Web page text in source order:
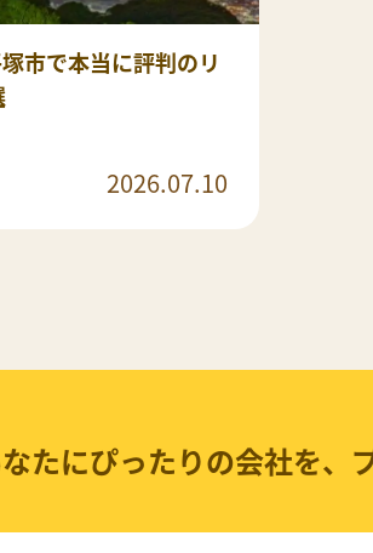
市で本当に評判のリ
2026.07.10
たにぴったりの会社を、